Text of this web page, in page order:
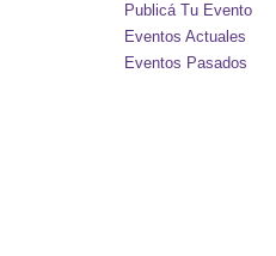
Publicá Tu Evento
Eventos Actuales
Eventos Pasados